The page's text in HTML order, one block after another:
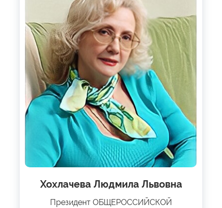
Хохлачева Людмила Львовна
Президент ОБЩЕРОССИЙСКОЙ